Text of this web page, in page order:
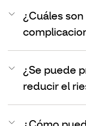
¿Cuáles
¿Se puede
reducir el